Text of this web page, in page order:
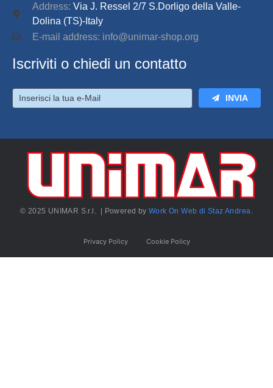
Address: Via J. Ressel 2/7 S.Dorligo della Valle-
Dolina (TS)-Italy
E-mail address: info@unimar-shop.org
Iscriviti o chiedi un contatto
INVIA
© 2025 UNIMAR S.r.l. | Powered byWork On Web di Staz Andrea.
Privacy Policy Cookie Policy